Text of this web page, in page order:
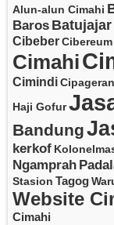
Alun-alun Cimahi
Baros Batujajar
CibeberCibereum
Cimahi
CimindiCipageran
Haji Gofur
Bandung
kerkof
Ngamprah
Stasion Tagog
Website
Cimahi